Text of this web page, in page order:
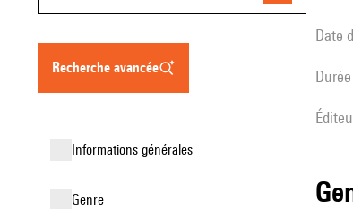
recherche avancée
informations générales
genre
date
durée